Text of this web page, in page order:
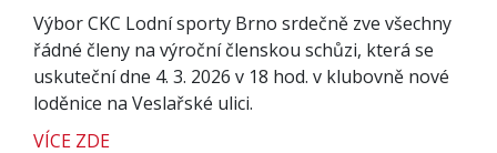
Výbor CKC Lodní sporty Brno srdečně zve všechny
řádné členy na výroční členskou schůzi, která se
uskuteční dne 4. 3. 2026 v 18 hod. v klubovně nové
loděnice na Veslařské ulici.
VÍCE ZDE